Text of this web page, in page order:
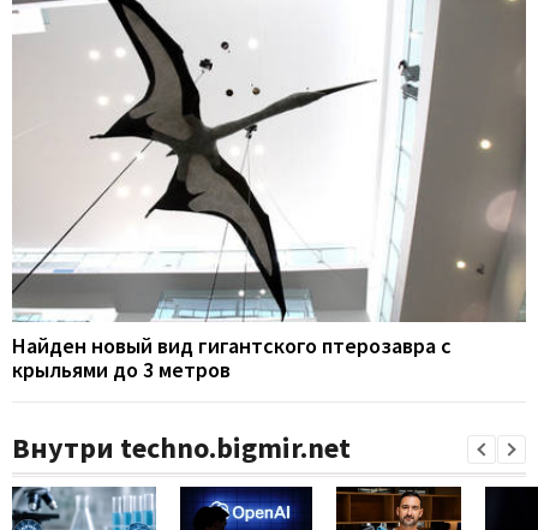
Найден новый вид гигантского птерозавра с
крыльями до 3 метров
Внутри techno.bigmir.net